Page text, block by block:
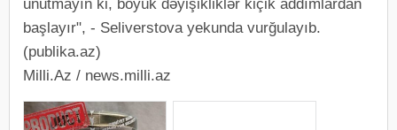
unutmayın ki, böyük dəyişikliklər kiçik addımlardan
başlayır", - Seliverstova yekunda vurğulayıb.
(publika.az)
Milli.Az / news.milli.az